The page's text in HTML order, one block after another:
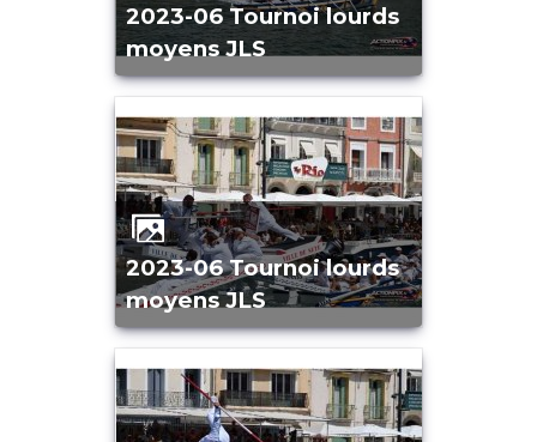
2023-06 Tournoi lourds
moyens JLS
2023-06 Tournoi lourds
moyens JLS